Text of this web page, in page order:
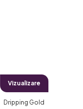
Dripping Gold
Vizualizare